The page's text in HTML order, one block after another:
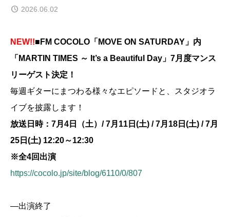
2026.06.02
NEW!!■FM COCOLO「MOVE ON SATURDAY」内
「MARTIN TIMES ～ It’s a Beautiful Day」7月度マンス
リーゲスト決定！
毎週ギターにまつわる様々なエピソードと、スタジオラ
イブを披露します！
放送日時：7月4日（土）/ 7月11日(土) / 7月18日(土) / 7月
25日(土) 12:20～12:30
※全4回出演
https://cocolo.jp/site/blog/6110/0/807
—出演終了